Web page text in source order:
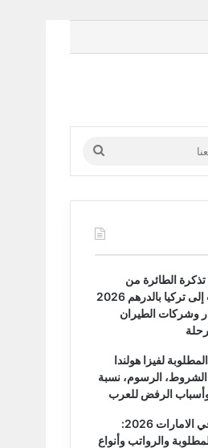
ابحث
في
الطائرة من
المغرب إلى تركيا بالدرهم 2026
وشركات الطيران
لفيزا هولندا
الشروط، الرسوم، نسبة
وأسباب الرفض للعرب
العمل في الامارات 2026:
والرواتب وأنواع